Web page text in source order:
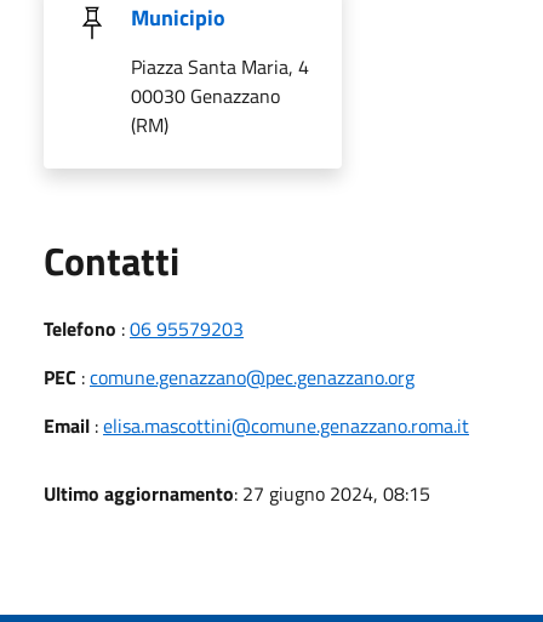
Municipio
Piazza Santa Maria, 4
00030 Genazzano
(RM)
Contatti
Telefono :06 95579203
PEC :comune.genazzano@pec.genazzano.org
Email :elisa.mascottini@comune.genazzano.roma.it
Ultimo aggiornamento: 27 giugno 2024, 08:15